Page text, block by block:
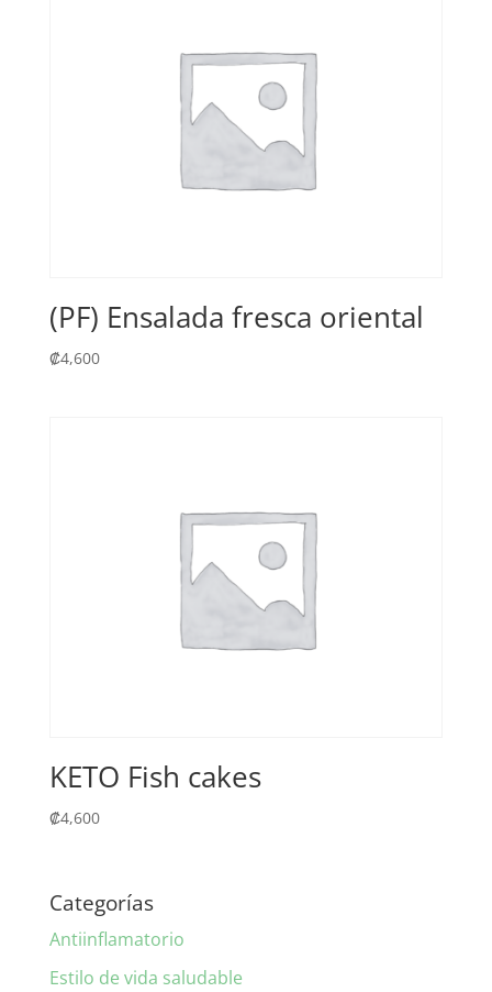
(PF) Ensalada fresca oriental
₡4,600
KETO Fish cakes
₡4,600
Categorías
Antiinflamatorio
Estilo de vida saludable